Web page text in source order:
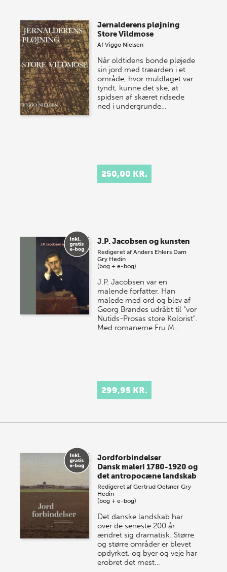
Jernalderens pløjning
Store Vildmose
AfViggo Nielsen
Når oldtidens bonde pløjede
sin jord med træarden i et
område, hvor muldlaget var
tyndt, kunne det ske, at
spidsen af skæret ridsede
ned i undergrunde…
250,00 KR.
J.P. Jacobsen og kunsten
Redigeret afAnders Ehlers Dam
Gry Hedin
(bog + e-bog)
J.P. Jacobsen var en
malende forfatter. Han
malede med ord og blev af
Georg Brandes udråbt til "vor
Nutids-Prosas store Kolorist".
Med romanerne Fru M…
299,95 KR.
Jordforbindelser
Dansk maleri 1780-1920 og
det antropocæne landskab
Redigeret afGertrud Oelsner Gry
Hedin
(bog + e-bog)
Det danske landskab har
over de seneste 200 år
ændret sig dramatisk. Større
og større områder er blevet
opdyrket, og byer og veje har
erobret det mest…